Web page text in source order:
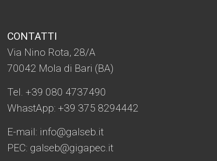
CONTATTI
Via Nino Rota, 28/A
70042 Mola di Bari (BA)
Tel. +39 080 4737490
WhastApp: +39 375 8294442
E-mail: info@galseb.it
PEC: galseb@gigapec.it